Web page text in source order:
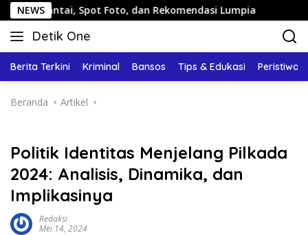
Langsung
ke
konten
NEWS
Spot Foto, dan Rekomendasi Lumpia Panduan
Detik One
Tajam
Fakta
Berita Terkini Kriminal Bansos Tips & Edukasi Peristiwa
Beranda Artikel
Politik Identitas Menjelang Pilkada
2024: Analisis, Dinamika, dan
Implikasinya
Redaksi
Mei 14, 2024